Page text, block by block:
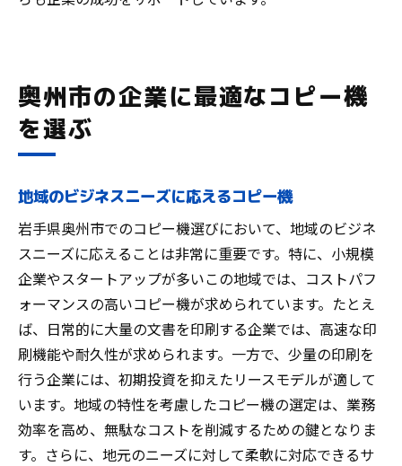
奥州市の企業に最適なコピー機
を選ぶ
地域のビジネスニーズに応えるコピー機
岩手県奥州市でのコピー機選びにおいて、地域のビジネ
スニーズに応えることは非常に重要です。特に、小規模
企業やスタートアップが多いこの地域では、コストパフ
ォーマンスの高いコピー機が求められています。たとえ
ば、日常的に大量の文書を印刷する企業では、高速な印
刷機能や耐久性が求められます。一方で、少量の印刷を
行う企業には、初期投資を抑えたリースモデルが適して
います。地域の特性を考慮したコピー機の選定は、業務
効率を高め、無駄なコストを削減するための鍵となりま
す。さらに、地元のニーズに対して柔軟に対応できるサ